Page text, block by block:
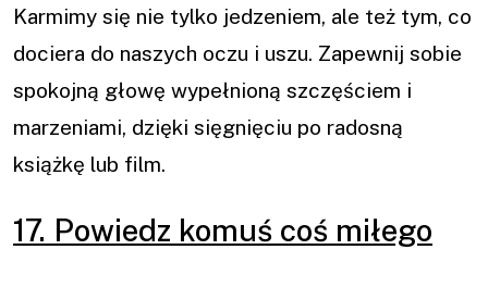
Karmimy się nie tylko jedzeniem, ale też tym, co
dociera do naszych oczu i uszu. Zapewnij sobie
spokojną głowę wypełnioną szczęściem i
marzeniami, dzięki sięgnięciu po radosną
książkę lub film.
17. Powiedz komuś coś miłego